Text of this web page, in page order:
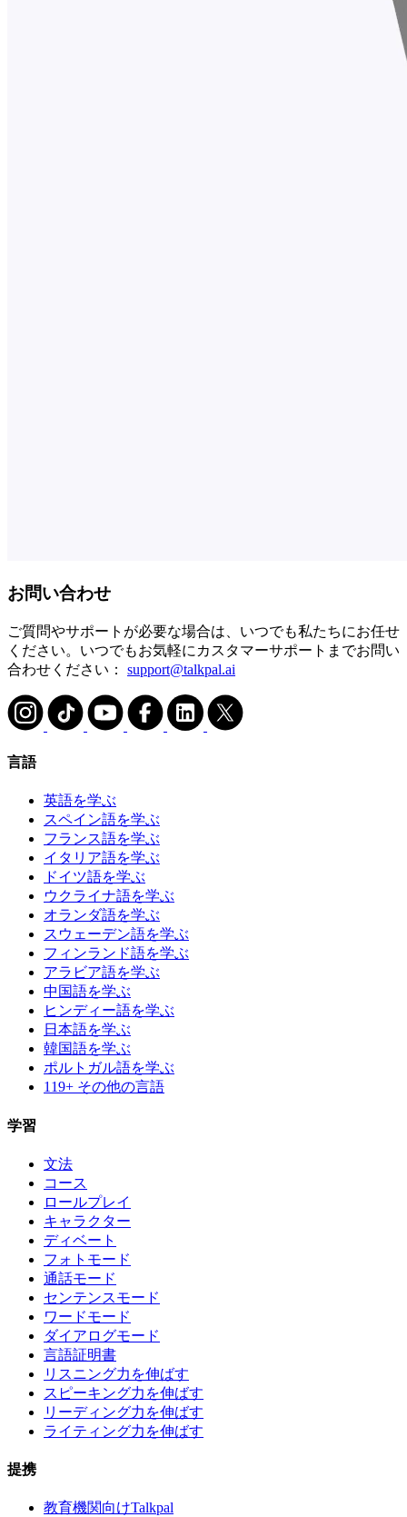
お問い合わせ
ご質問やサポートが必要な場合は、いつでも私たちにお任せ
ください。いつでもお気軽にカスタマーサポートまでお問い
合わせください： support@talkpal.ai
言語
英語を学ぶ
スペイン語を学ぶ
フランス語を学ぶ
イタリア語を学ぶ
ドイツ語を学ぶ
ウクライナ語を学ぶ
オランダ語を学ぶ
スウェーデン語を学ぶ
フィンランド語を学ぶ
アラビア語を学ぶ
中国語を学ぶ
ヒンディー語を学ぶ
日本語を学ぶ
韓国語を学ぶ
ポルトガル語を学ぶ
119+ その他の言語
学習
文法
コース
ロールプレイ
キャラクター
ディベート
フォトモード
通話モード
センテンスモード
ワードモード
ダイアログモード
言語証明書
リスニング力を伸ばす
スピーキング力を伸ばす
リーディング力を伸ばす
ライティング力を伸ばす
提携
教育機関向けTalkpal